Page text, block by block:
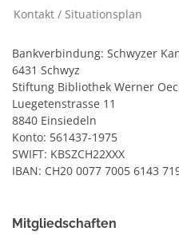
Kontakt / Situationsplan
Bankverbindung: Schwyzer
6431 Schwyz
Stiftung Bibliothek Werner
Luegetenstrasse 11
8840 Einsiedeln
Konto: 561437-1975
SWIFT: KBSZCH22XXX
IBAN: CH20 0077 7005 6143
Mitgliedschaften